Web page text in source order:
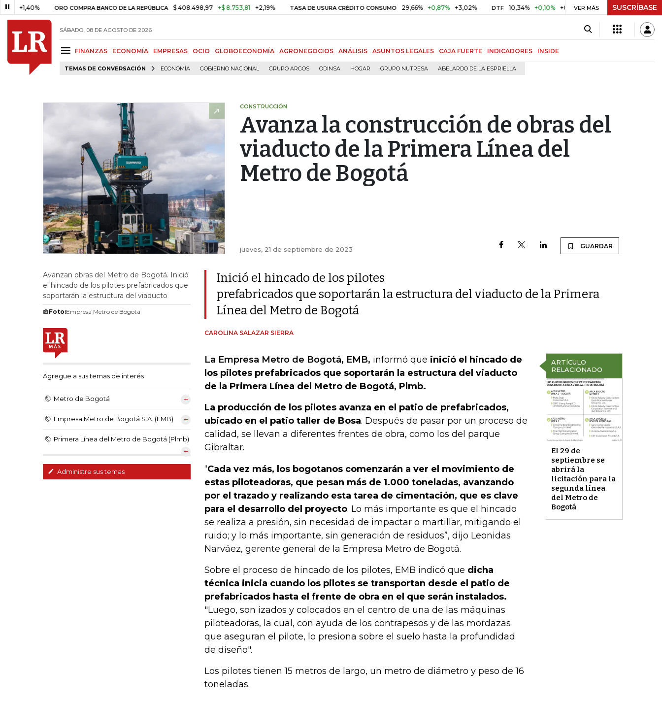
ORO COMPRA BANCO DE LA REPÚBLICA $ 408.498,97 +$ 8.753,81 +2,19% TASA DE USURA CRÉDITO CONSUMO 29,66% +0,87% +3,02% DTF 10,34% +0,10% +0,98% UVR $ 416,96 +$ 0,05
VER MÁS SUSCRÍBASE
SÁBADO, 08 DE AGOSTO DE 2026
FINANZAS ECONOMÍA EMPRESAS OCIO GLOBOECONOMÍA AGRONEGOCIOS ANÁLISIS ASUNTOS LEGALES CAJA FUERTE INDICADORES INSIDE
TEMAS DE CONVERSACIÓN ECONOMÍA GOBIERNO NACIONAL GRUPO ARGOS ODINSA HOGAR GRUPO NUTRESA ABELARDO DE LA ESPRIELLA
CONSTRUCCIÓN
Avanza la construcción de obras del
viaducto de la Primera Línea del
Metro de Bogotá
jueves, 21 de septiembre de 2023 GUARDAR
Avanzan obras del Metro de Bogotá. Inició
el hincado de los pilotes prefabricados que
soportarán la estructura del viaducto
Foto:Empresa Metro de Bogotá
Agregue a sus temas de interés
Metro de Bogotá
Empresa Metro de Bogotá S.A. (EMB)
Primera Línea del Metro de Bogotá (Plmb)
Administre sus temas
Inició el hincado de los pilotes
prefabricados que soportarán la estructura del viaducto de la Primera
Línea del Metro de Bogotá
CAROLINA SALAZAR SIERRA
ARTÍCULO
RELACIONADO
El 29 de
septiembre se
abrirá la
licitación para la
segunda línea
del Metro de
Bogotá
La Empresa Metro de Bogotá, EMB, informó que inició el hincado de
los pilotes prefabricados que soportarán la estructura del viaducto
de la Primera Línea del Metro de Bogotá, Plmb.
La producción de los pilotes avanza en el patio de prefabricados,
ubicado en el patio taller de Bosa. Después de pasar por un proceso de
calidad, se llevan a diferentes frentes de obra, como los del parque
Gibraltar.
“Cada vez más, los bogotanos comenzarán a ver el movimiento de
estas piloteadoras, que pesan más de 1.000 toneladas, avanzando
por el trazado y realizando esta tarea de cimentación, que es clave
para el desarrollo del proyecto. Lo más importante es que el hincado
se realiza a presión, sin necesidad de impactar o martillar, mitigando el
ruido; y lo más importante, sin generación de residuos”, dijo Leonidas
Narváez, gerente general de la Empresa Metro de Bogotá.
Sobre el proceso de hincado de los pilotes, EMB indicó que dicha
técnica inicia cuando los pilotes se transportan desde el patio de
prefabricados hasta el frente de obra en el que serán instalados.
"Luego, son izados y colocados en el centro de una de las máquinas
piloteadoras, la cual, con ayuda de los contrapesos y de las mordazas
que aseguran el pilote, lo presiona sobre el suelo hasta la profundidad
de diseño".
Los pilotes tienen 15 metros de largo, un metro de diámetro y peso de 16
toneladas.